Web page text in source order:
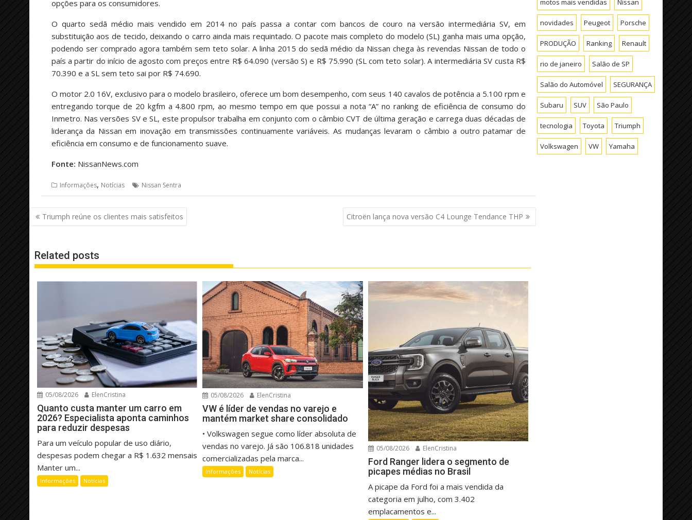
opções para os consumidores.
O quarto sedã médio mais vendido em 2014 no país passa a contar com bancos de couro na versão intermediária SV, em
substituição aos de tecido, deixando o carro ainda mais requintado. O pacote mais completo do modelo (SL) ganha mais uma opção,
podendo ser comprado agora também sem teto solar. A linha 2015 do sedã médio da Nissan chega às revendas Nissan de todo o
país a partir do início de agosto com preços entre R$ 64.090 (versão S) e R$ 75.990 (SL com teto solar). A intermediária SV custa R$
70.390 e a SL sem teto sai por R$ 74.690.
O motor 2.0 16V, exclusivo para o modelo brasileiro, oferece um bom desempenho, com seus 140 cavalos de potência a 5.100 rpm e
entregando torque de 20 kgfm a 4.800 rpm, ao mesmo tempo em que possui a nota “A” no ranking de eficiência de consumo do
Inmetro. Nas versões SV e SL, este propulsor trabalha em conjunto com o câmbio CVT de última geração e carrega duas décadas de
liderança da Nissan em inovação em transmissões continuamente variáveis. As mudanças levaram o câmbio a outro patamar de
eficiência em consumo e de funcionamento suave.
Fonte: NissanNews.com
Informações, Notícias Nissan Sentra
Navegação
de
Triumph reúne os clientes mais satisfeitos Citroën lança nova versão C4 Lounge Tendance THP
Related posts
05/08/2026 ElenCristina
Quanto custa manter um carro em
2026? Especialista aponta caminhos
para reduzir despesas
Para um veículo popular de uso diário,
despesas podem chegar a R$ 1.632 mensais
Manter um...
Informações Notícias
05/08/2026 ElenCristina
VW é líder de vendas no varejo e
mantém market share consolidado
• Volkswagen segue como líder absoluta de
vendas no varejo. Já são 106.818 unidades
comercializadas pela marca...
Informações Notícias
05/08/2026 ElenCristina
Ford Ranger lidera o segmento de
picapes médias no Brasil
A picape da Ford foi a mais vendida da
categoria em julho, com 3.402
emplacamentos e...
motos mais vendidas Nissan
novidades Peugeot Porsche
PRODUÇÃO Ranking Renault
rio de janeiro Salão de SP
Salão do Automóvel SEGURANÇA
Subaru SUV São Paulo
tecnologia Toyota Triumph
Volkswagen VW Yamaha